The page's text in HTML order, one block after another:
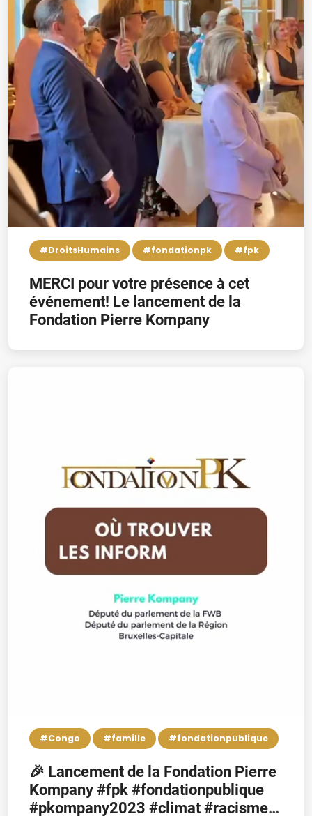
#DroitsHumains #fondationpk #fpk
MERCI pour votre présence à cet
événement! Le lancement de la
Fondation Pierre Kompany
#Congo #famille #fondationpublique
🎉 Lancement de la Fondation Pierre
Kompany #fpk #fondationpublique
#pkompany2023 #climat #racisme